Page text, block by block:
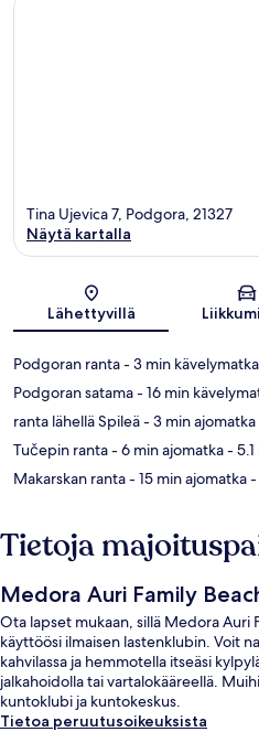
Tina Ujevica 7, Podgora, 21327
Näytä kartalla
Lähettyvillä
Podgoran ranta- 3 min kävelymatka
Podgoran satama- 16 min
ranta lähellä Spileä- 3 min ajomatka
Tučepin ranta- 6 min ajomatka-
Makarskan ranta- 15 min ajomatka-
Tietoja
Medora Auri Family
Ota lapset mukaan, sillä Medora Auri
käyttöösi ilmaisen lastenklubin. Voit
kahvilassa ja hemmotella itseäsi
jalkahoidolla tai vartalokääreellä.
kuntoklubi ja kuntokeskus.
Tietoa peruutusoikeuksista